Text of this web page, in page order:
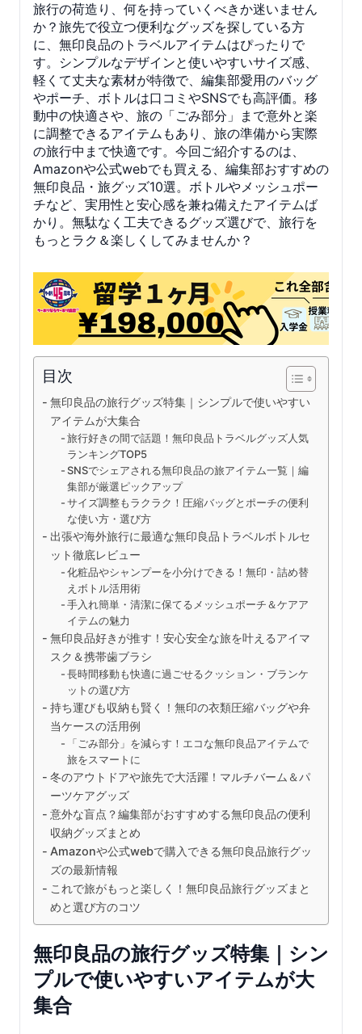
旅行の荷造り、何を持っていくべきか迷いません
か？旅先で役立つ便利なグッズを探している方
に、無印良品のトラベルアイテムはぴったりで
す。シンプルなデザインと使いやすいサイズ感、
軽くて丈夫な素材が特徴で、編集部愛用のバッグ
やポーチ、ボトルは口コミやSNSでも高評価。移
動中の快適さや、旅の「ごみ部分」まで意外と楽
に調整できるアイテムもあり、旅の準備から実際
の旅行中まで快適です。今回ご紹介するのは、
Amazonや公式webでも買える、編集部おすすめの
無印良品・旅グッズ10選。ボトルやメッシュポー
チなど、実用性と安心感を兼ね備えたアイテムば
かり。無駄なく工夫できるグッズ選びで、旅行を
もっとラク＆楽しくしてみませんか？
目次
無印良品の旅行グッズ特集｜シンプルで使いやすい
アイテムが大集合
旅行好きの間で話題！無印良品トラベルグッズ人気
ランキングTOP5
SNSでシェアされる無印良品の旅アイテム一覧｜編
集部が厳選ピックアップ
サイズ調整もラクラク！圧縮バッグとポーチの便利
な使い方・選び方
出張や海外旅行に最適な無印良品トラベルボトルセ
ット徹底レビュー
化粧品やシャンプーを小分けできる！無印・詰め替
えボトル活用術
手入れ簡単・清潔に保てるメッシュポーチ＆ケアア
イテムの魅力
無印良品好きが推す！安心安全な旅を叶えるアイマ
スク＆携帯歯ブラシ
長時間移動も快適に過ごせるクッション・ブランケ
ットの選び方
持ち運びも収納も賢く！無印の衣類圧縮バッグや弁
当ケースの活用例
「ごみ部分」を減らす！エコな無印良品アイテムで
旅をスマートに
冬のアウトドアや旅先で大活躍！マルチバーム＆パ
ーツケアグッズ
意外な盲点？編集部がおすすめする無印良品の便利
収納グッズまとめ
Amazonや公式webで購入できる無印良品旅行グッ
ズの最新情報
これで旅がもっと楽しく！無印良品旅行グッズまと
めと選び方のコツ
無印良品の旅行グッズ特集｜シン
プルで使いやすいアイテムが大
集合